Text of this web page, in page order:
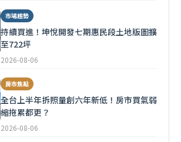
市場趨勢
持續買進！坤悅開發七期惠民段土地版圖擴
至722坪
2026-08-06
房市焦點
全台上半年拆照量創六年新低！房市買氣弱
縮拖累都更？
2026-08-06